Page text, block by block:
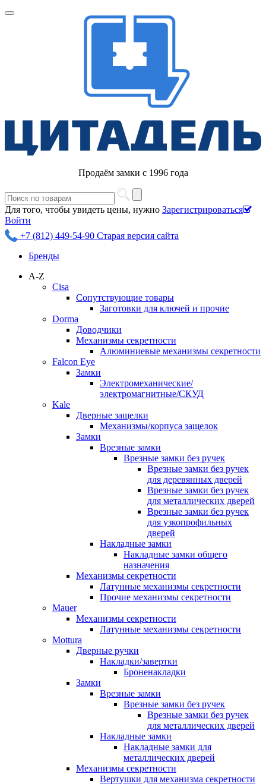
Продаём замки с 1996 года
Для того, чтобы увидеть цены, нужно Зарегистрироваться
Войти
+7 (812) 449-54-90 Старая версия сайта
Бренды
A-Z
Cisa
Сопутствующие товары
Заготовки для ключей и прочие
Dorma
Доводчики
Механизмы секретности
Алюминиевые механизмы секретности
Falcon Eye
Замки
Электромеханические/
электромагнитные/СКУД
Kale
Дверные защелки
Механизмы/корпуса защелок
Замки
Врезные замки
Врезные замки без ручек
Врезные замки без ручек
для деревянных дверей
Врезные замки без ручек
для металлических дверей
Врезные замки без ручек
для узкопрофильных
дверей
Накладные замки
Накладные замки общего
назначения
Механизмы секретности
Латунные механизмы секретности
Прочие механизмы секретности
Mauer
Механизмы секретности
Латунные механизмы секретности
Mottura
Дверные ручки
Накладки/завертки
Броненакладки
Замки
Врезные замки
Врезные замки без ручек
Врезные замки без ручек
для металлических дверей
Накладные замки
Накладные замки для
металлических дверей
Механизмы секретности
Вертушки для механизма секретности